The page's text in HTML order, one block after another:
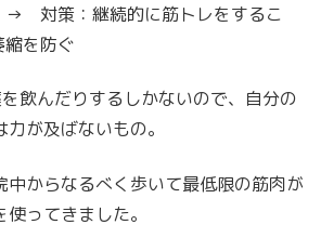
→ 対策：継続的に筋トレをするこ
縮を防ぐ
飲んだりするしかないので、自分の
が及ばないもの。
中からなるべく歩いて最低限の筋肉が
ってきました。